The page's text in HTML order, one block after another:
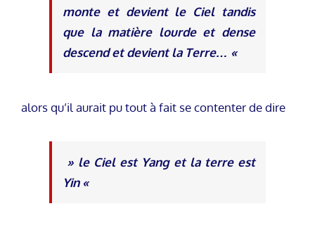
monte et devient le Ciel tandis
que la matière lourde et dense
descend et devient la Terre… «
alors qu’il aurait pu tout à fait se contenter de dire
» le Ciel est Yang et la terre est
Yin «